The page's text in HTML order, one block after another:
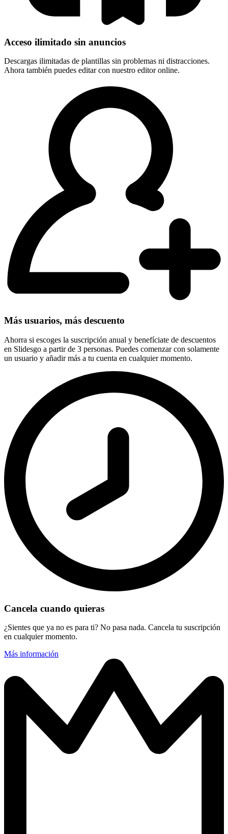
Acceso ilimitado sin anuncios
Descargas ilimitadas de plantillas sin problemas ni distracciones.
Ahora también puedes editar con nuestro editor online.
Más usuarios, más descuento
Ahorra si escoges la suscripción anual y benefíciate de descuentos
en Slidesgo a partir de 3 personas. Puedes comenzar con solamente
un usuario y añadir más a tu cuenta en cualquier momento.
Cancela cuando quieras
¿Sientes que ya no es para ti? No pasa nada. Cancela tu suscripción
en cualquier momento.
Más información